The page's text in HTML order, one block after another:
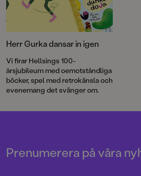
Herr Gurka dansar in igen
Vi firar Hellsings 100-
årsjubileum med oemotståndliga
böcker, spel med retrokänsla och
evenemang det svänger om.
Prenumerera på våra